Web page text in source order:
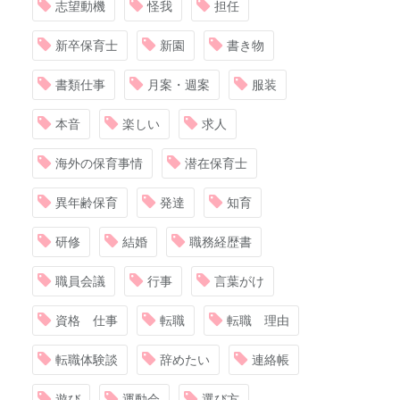
志望動機 怪我 担任
新卒保育士 新園 書き物
書類仕事 月案・週案 服装
本音 楽しい 求人
海外の保育事情 潜在保育士
異年齢保育 発達 知育
研修 結婚 職務経歴書
職員会議 行事 言葉がけ
資格 仕事 転職 転職 理由
転職体験談 辞めたい 連絡帳